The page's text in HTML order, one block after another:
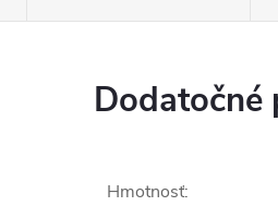
Dodatočné
Hmotnosť: